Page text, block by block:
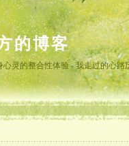
的博客
灵的整合性体验 - 我走过的心路